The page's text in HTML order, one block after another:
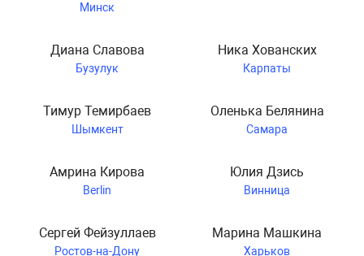
Минск
Диана Славова
Бузулук
Ника Хованских
Карпаты
Тимур Темирбаев
Шымкент
Оленька Белянина
Самара
Амрина Кирова
Berlin
Юлия Дзись
Винница
Сергей Фейзуллаев
Ростов-на-Дону
Марина Машкина
Харьков